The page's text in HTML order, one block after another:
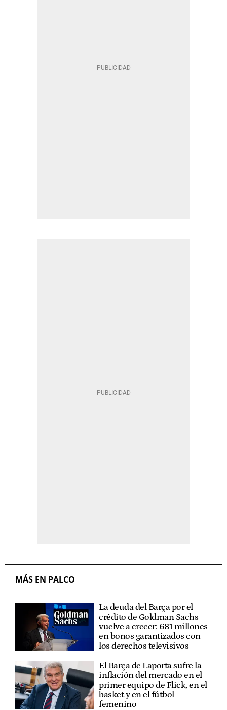
MÁS EN PALCO
La deuda del Barça por el
crédito de Goldman Sachs
vuelve a crecer: 681 millones
en bonos garantizados con
los derechos televisivos
El Barça de Laporta sufre la
inflación del mercado en el
primer equipo de Flick, en el
basket y en el fútbol
femenino